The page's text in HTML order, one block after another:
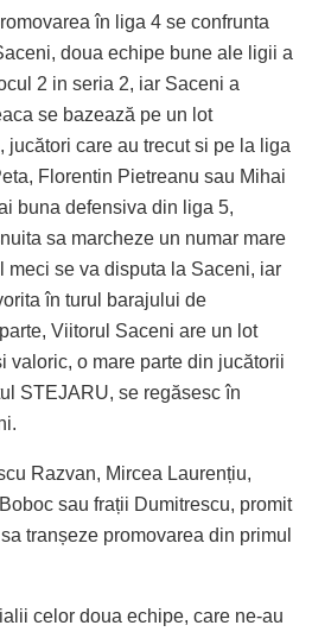
în liga 4 se confrunta
doua echipe bune ale ligii a
2 in seria 2, iar Saceni a
se bazează pe un lot
jucători care au trecut si pe la liga
Florentin Pietreanu sau Mihai
buna defensiva din liga 5,
sa marcheze un numar mare
meci se va disputa la Saceni, iar
în turul barajului de
Viitorul Saceni are un lot
valoric, o mare parte din jucătorii
STEJARU, se regăsesc în
Razvan, Mircea Laurențiu,
sau frații Dumitrescu, promit
tranșeze promovarea din primul
celor doua echipe, care ne-au